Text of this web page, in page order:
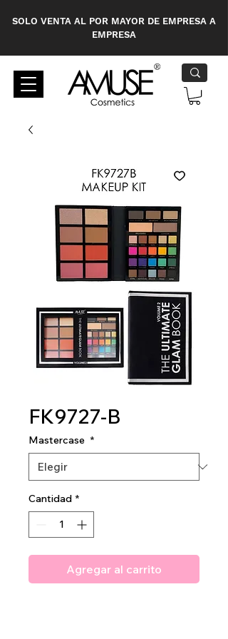
SOLO VENTA AL POR MAYOR DE EMPRESA A
EMPRESA
FK9727-B
Mastercase *
Cantidad *
Agregar al carrito